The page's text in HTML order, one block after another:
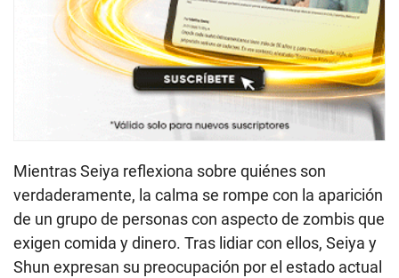
Mientras Seiya reflexiona sobre quiénes son
verdaderamente, la calma se rompe con la aparición
de un grupo de personas con aspecto de zombis que
exigen comida y dinero. Tras lidiar con ellos, Seiya y
Shun expresan su preocupación por el estado actual